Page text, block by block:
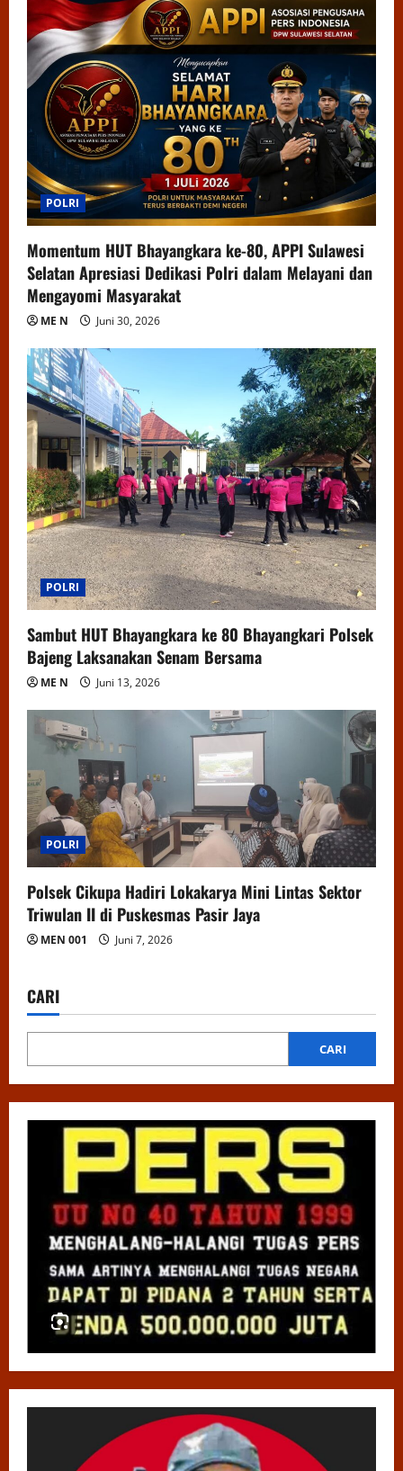
POLRI
Momentum HUT Bhayangkara ke-80, APPI Sulawesi
Selatan Apresiasi Dedikasi Polri dalam Melayani dan
Mengayomi Masyarakat
ME N Juni 30, 2026
POLRI
Sambut HUT Bhayangkara ke 80 Bhayangkari Polsek
Bajeng Laksanakan Senam Bersama
ME N Juni 13, 2026
POLRI
Polsek Cikupa Hadiri Lokakarya Mini Lintas Sektor
Triwulan II di Puskesmas Pasir Jaya
MEN 001 Juni 7, 2026
CARI
CARI